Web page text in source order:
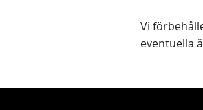
Vi
eventuella